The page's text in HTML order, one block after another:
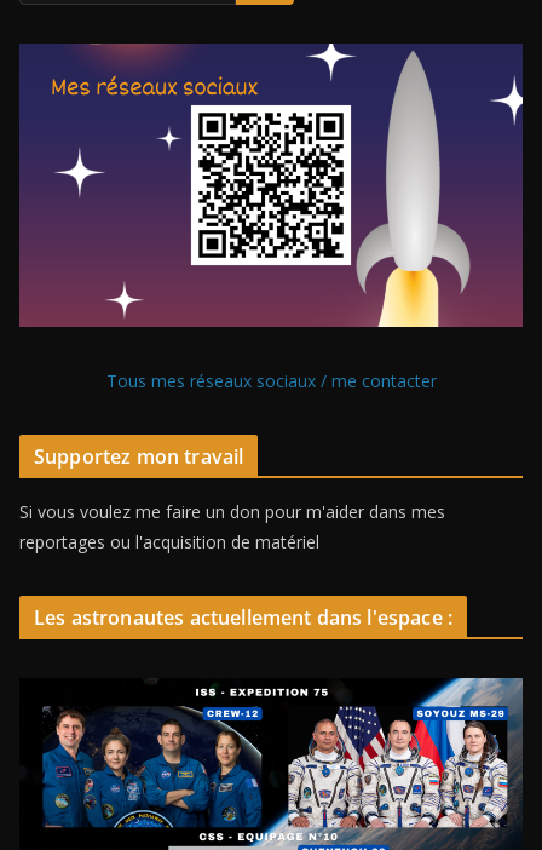
Tous mes réseaux sociaux / me contacter
Supportez mon travail
Si vous voulez me faire un don pour m'aider dans mes
reportages ou l'acquisition de matériel
Les astronautes actuellement dans l'espace :